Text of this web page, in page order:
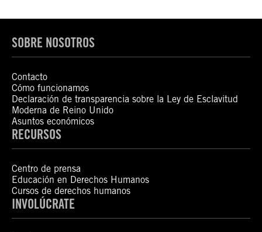
SOBRE NOSOTROS
Contacto
Cómo funcionamos
Declaración de transparencia sobre la Ley de Esclavitud
Moderna de Reino Unido
Asuntos económicos
RECURSOS
Centro de prensa
Educación en Derechos Humanos
Cursos de derechos humanos
INVOLÚCRATE